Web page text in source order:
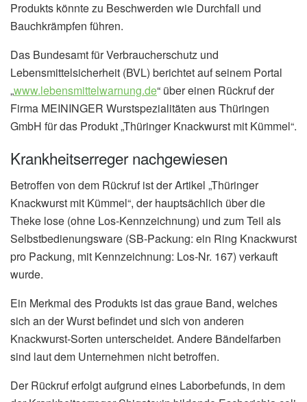
Produkts könnte zu Beschwerden wie Durchfall und
Bauchkrämpfen führen.
Das Bundesamt für Verbraucherschutz und
Lebensmittelsicherheit (BVL) berichtet auf seinem Portal
„www.lebensmittelwarnung.de“ über einen Rückruf der
Firma MEININGER Wurstspezialitäten aus Thüringen
GmbH für das Produkt „Thüringer Knackwurst mit Kümmel“.
Krankheitserreger nachgewiesen
Betroffen von dem Rückruf ist der Artikel „Thüringer
Knackwurst mit Kümmel“, der hauptsächlich über die
Theke lose (ohne Los-Kennzeichnung) und zum Teil als
Selbstbedienungsware (SB-Packung: ein Ring Knackwurst
pro Packung, mit Kennzeichnung: Los-Nr. 167) verkauft
wurde.
Ein Merkmal des Produkts ist das graue Band, welches
sich an der Wurst befindet und sich von anderen
Knackwurst-Sorten unterscheidet. Andere Bändelfarben
sind laut dem Unternehmen nicht betroffen.
Der Rückruf erfolgt aufgrund eines Laborbefunds, in dem